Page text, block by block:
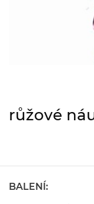
růžové
BALENÍ: